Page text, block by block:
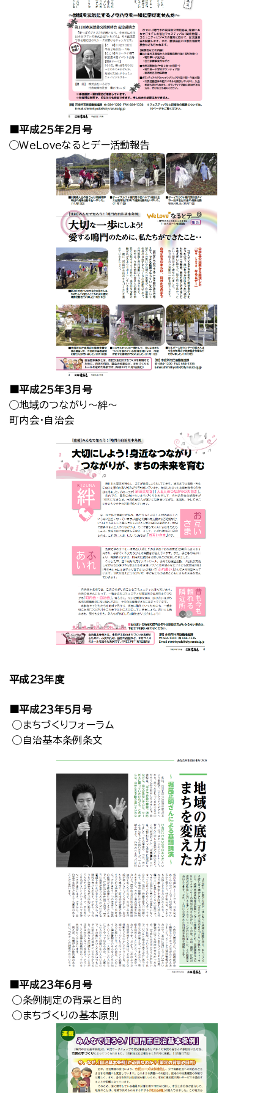
■平成２５年２月号
◯ＷｅＬｏｖｅなるとデー活動報告
■平成２５年３月号
◯地域のつながり～絆～
町内会・自治会
平成２３年度
■平成２３年５月号
◯まちづくりフォーラム
◯自治基本条例条文
■平成２３年６月号
◯条例制定の背景と目的
◯まちづくりの基本原則